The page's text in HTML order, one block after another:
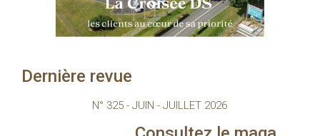
Dernière revue
N° 325 - JUIN - JUILLET 2026